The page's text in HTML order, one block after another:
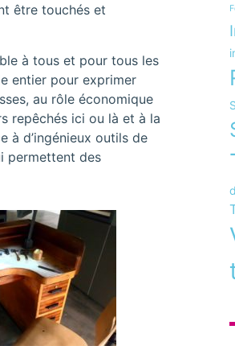
être touchés et
à tous et pour tous les
entier pour exprimer
au rôle économique
repêchés ici ou là et à la
à d’ingénieux outils de
permettent des